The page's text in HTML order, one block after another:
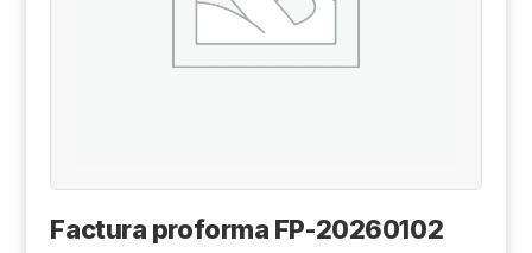
Factura proforma FP-20260102